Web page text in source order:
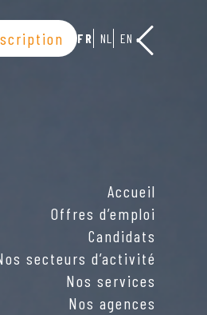
FR NL EN
Accueil
Offres d’emploi
Candidats
secteurs d’activité
Nos services
Nos agences